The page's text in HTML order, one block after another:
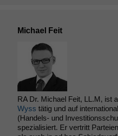
Michael Feit
RA Dr. Michael Feit, LL.M, ist
Wyss tätig und auf
(Handels- und
spezialisiert. Er vertritt